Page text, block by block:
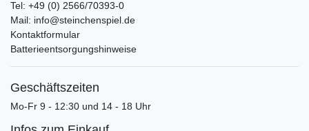
Tel: +49 (0) 2566/70393-0
Mail: info@steinchenspiel.de
Kontaktformular
Batterieentsorgungshinweise
Geschäftszeiten
Mo-Fr 9 - 12:30 und 14 - 18 Uhr